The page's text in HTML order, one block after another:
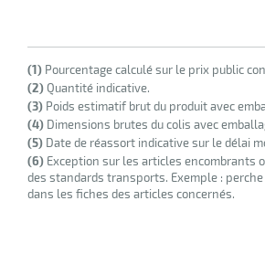
(1) Pourcentage calculé sur le prix public
(2)Quantité indicative.
(3) Poids estimatif brut du produit avec
(4) Dimensions brutes du colis avec
(5) Date de réassort indicative sur le délai
(6) Exception sur les articles encombrants
des standards transports. Exemple :
dans les fiches des articles concernés.